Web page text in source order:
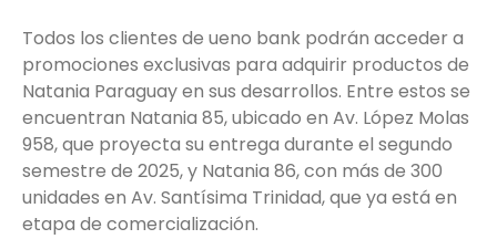
Todos los clientes de ueno bank podrán acceder a
promociones exclusivas para adquirir productos de
Natania Paraguay en sus desarrollos. Entre estos se
encuentran Natania 85, ubicado en Av. López Molas
958, que proyecta su entrega durante el segundo
semestre de 2025, y Natania 86, con más de 300
unidades en Av. Santísima Trinidad, que ya está en
etapa de comercialización.